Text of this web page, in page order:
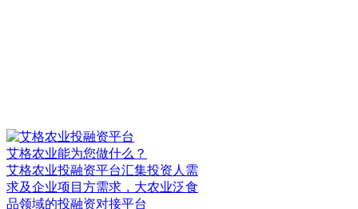
艾格农业能为您做什么？
艾格农业投融资平台汇集投资人需
求及企业项目方需求，大农业泛食
品领域的投融资对接平台